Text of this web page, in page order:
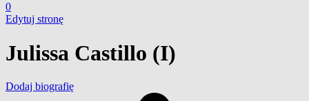
0
Edytuj stronę
Julissa Castillo (I)
Dodaj biografię